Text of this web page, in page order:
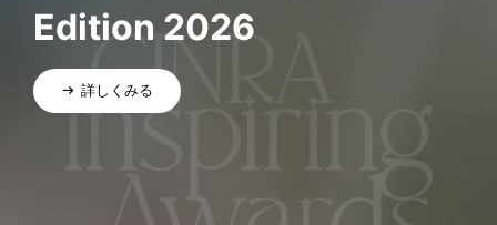
Edition 2026
詳しくみる